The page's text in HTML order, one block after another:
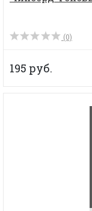
(0)
195 руб.